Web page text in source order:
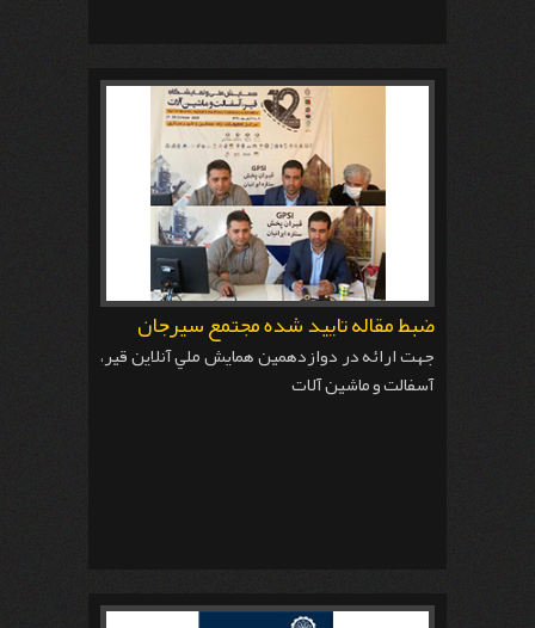
ضبط مقاله تاييد شده مجتمع سيرجان
جهت ارائه در دوازدهمين همايش ملي آنلاين قير،
آسفالت و ماشين آلات